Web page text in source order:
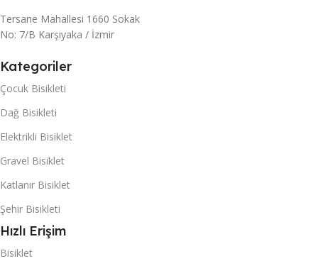
Tersane Mahallesi 1660 Sokak
No: 7/B Karşıyaka / İzmir
Kategoriler
Çocuk Bisikleti
Dağ Bisikleti
Elektrikli Bisiklet
Gravel Bisiklet
Katlanır Bisiklet
Şehir Bisikleti
Hızlı Erişim
Bisiklet